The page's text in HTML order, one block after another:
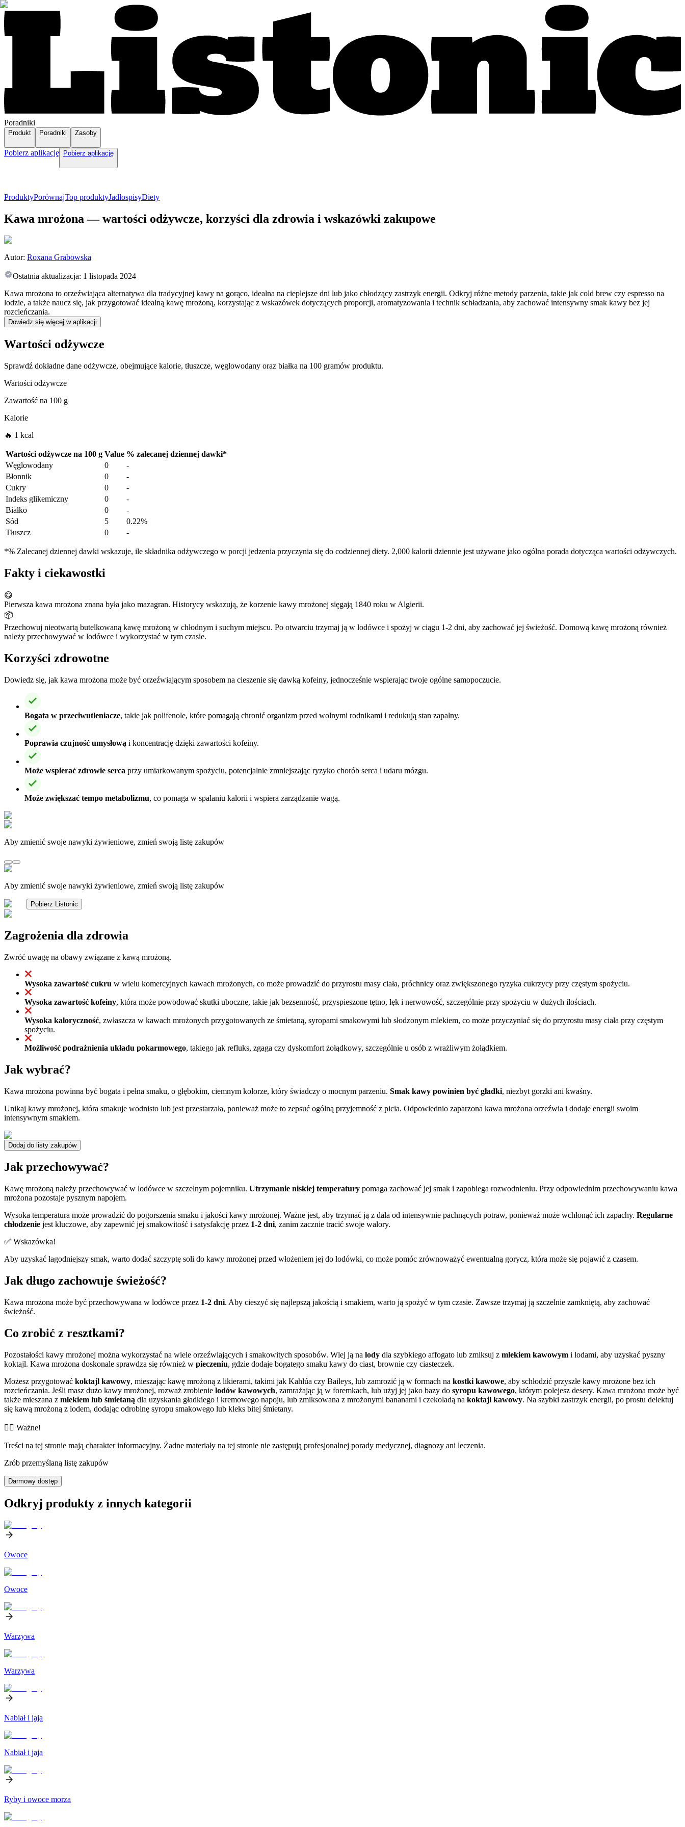
Poradniki
Produkt Poradniki Zasoby
Pobierz aplikację Pobierz aplikację
ProduktyPorównajTop produktyJadłospisyDiety
Kawa mrożona — wartości odżywcze, korzyści dla zdrowia i wskazówki zakupowe
Autor: Roxana Grabowska
Ostatnia aktualizacja: 1 listopada 2024
Kawa mrożona to orzeźwiająca alternatywa dla tradycyjnej kawy na gorąco, idealna na cieplejsze dni lub jako chłodzący zastrzyk energii. Odkryj różne metody parzenia, takie jak cold brew czy espresso na
lodzie, a także naucz się, jak przygotować idealną kawę mrożoną, korzystając z wskazówek dotyczących proporcji, aromatyzowania i technik schładzania, aby zachować intensywny smak kawy bez jej
rozcieńczania.
Dowiedz się więcej w aplikacji
Wartości odżywcze
Sprawdź dokładne dane odżywcze, obejmujące kalorie, tłuszcze, węglowodany oraz białka na 100 gramów produktu.
Wartości odżywcze
Zawartość na 100 g
Kalorie
🔥 1 kcal
Wartości odżywcze na 100 g Value % zalecanej dziennej dawki*
Węglowodany
0
-
Błonnik
0
-
Cukry
0
-
Indeks glikemiczny
0
-
Białko
0
-
Sód
5
0.22%
Tłuszcz
0 -
*% Zalecanej dziennej dawki wskazuje, ile składnika odżywczego w porcji jedzenia przyczynia się do codziennej diety. 2,000 kalorii dziennie jest używane jako ogólna porada dotycząca wartości odżywczych.
Fakty i ciekawostki
😋
Pierwsza kawa mrożona znana była jako mazagran. Historycy wskazują, że korzenie kawy mrożonej sięgają 1840 roku w Algierii.
📦
Przechowuj nieotwartą butelkowaną kawę mrożoną w chłodnym i suchym miejscu. Po otwarciu trzymaj ją w lodówce i spożyj w ciągu 1-2 dni, aby zachować jej świeżość. Domową kawę mrożoną również
należy przechowywać w lodówce i wykorzystać w tym czasie.
Korzyści zdrowotne
Dowiedz się, jak kawa mrożona może być orzeźwiającym sposobem na cieszenie się dawką kofeiny, jednocześnie wspierając twoje ogólne samopoczucie.
Bogata w przeciwutleniacze, takie jak polifenole, które pomagają chronić organizm przed wolnymi rodnikami i redukują stan zapalny.
Poprawia czujność umysłową i koncentrację dzięki zawartości kofeiny.
Może wspierać zdrowie serca przy umiarkowanym spożyciu, potencjalnie zmniejszając ryzyko chorób serca i udaru mózgu.
Może zwiększać tempo metabolizmu, co pomaga w spalaniu kalorii i wspiera zarządzanie wagą.
Aby zmienić swoje nawyki żywieniowe, zmień swoją listę zakupów
Aby zmienić swoje nawyki żywieniowe, zmień swoją listę zakupów
Pobierz Listonic
Zagrożenia dla zdrowia
Zwróć uwagę na obawy związane z kawą mrożoną.
Wysoka zawartość cukru w wielu komercyjnych kawach mrożonych, co może prowadzić do przyrostu masy ciała, próchnicy oraz zwiększonego ryzyka cukrzycy przy częstym spożyciu.
Wysoka zawartość kofeiny, która może powodować skutki uboczne, takie jak bezsenność, przyspieszone tętno, lęk i nerwowość, szczególnie przy spożyciu w dużych ilościach.
Wysoka kaloryczność, zwłaszcza w kawach mrożonych przygotowanych ze śmietaną, syropami smakowymi lub słodzonym mlekiem, co może przyczyniać się do przyrostu masy ciała przy częstym
spożyciu.
Możliwość podrażnienia układu pokarmowego, takiego jak refluks, zgaga czy dyskomfort żołądkowy, szczególnie u osób z wrażliwym żołądkiem.
Jak wybrać?
Kawa mrożona powinna być bogata i pełna smaku, o głębokim, ciemnym kolorze, który świadczy o mocnym parzeniu. Smak kawy powinien być gładki, niezbyt gorzki ani kwaśny.
Unikaj kawy mrożonej, która smakuje wodnisto lub jest przestarzała, ponieważ może to zepsuć ogólną przyjemność z picia. Odpowiednio zaparzona kawa mrożona orzeźwia i dodaje energii swoim
intensywnym smakiem.
Dodaj do listy zakupów
Jak przechowywać?
Kawę mrożoną należy przechowywać w lodówce w szczelnym pojemniku. Utrzymanie niskiej temperatury pomaga zachować jej smak i zapobiega rozwodnieniu. Przy odpowiednim przechowywaniu kawa
mrożona pozostaje pysznym napojem.
Wysoka temperatura może prowadzić do pogorszenia smaku i jakości kawy mrożonej. Ważne jest, aby trzymać ją z dala od intensywnie pachnących potraw, ponieważ może wchłonąć ich zapachy. Regularne
chłodzenie jest kluczowe, aby zapewnić jej smakowitość i satysfakcję przez 1-2 dni, zanim zacznie tracić swoje walory.
✅ Wskazówka!
Aby uzyskać łagodniejszy smak, warto dodać szczyptę soli do kawy mrożonej przed włożeniem jej do lodówki, co może pomóc zrównoważyć ewentualną gorycz, która może się pojawić z czasem.
Jak długo zachowuje świeżość?
Kawa mrożona może być przechowywana w lodówce przez 1-2 dni. Aby cieszyć się najlepszą jakością i smakiem, warto ją spożyć w tym czasie. Zawsze trzymaj ją szczelnie zamkniętą, aby zachować
świeżość.
Co zrobić z resztkami?
Pozostałości kawy mrożonej można wykorzystać na wiele orzeźwiających i smakowitych sposobów. Wlej ją na lody dla szybkiego affogato lub zmiksuj z mlekiem kawowym i lodami, aby uzyskać pyszny
koktajl. Kawa mrożona doskonale sprawdza się również w pieczeniu, gdzie dodaje bogatego smaku kawy do ciast, brownie czy ciasteczek.
Możesz przygotować koktajl kawowy, mieszając kawę mrożoną z likierami, takimi jak Kahlúa czy Baileys, lub zamrozić ją w formach na kostki kawowe, aby schłodzić przyszłe kawy mrożone bez ich
rozcieńczania. Jeśli masz dużo kawy mrożonej, rozważ zrobienie lodów kawowych, zamrażając ją w foremkach, lub użyj jej jako bazy do syropu kawowego, którym polejesz desery. Kawa mrożona może być
także mieszana z mlekiem lub śmietaną dla uzyskania gładkiego i kremowego napoju, lub zmiksowana z mrożonymi bananami i czekoladą na koktajl kawowy. Na szybki zastrzyk energii, po prostu delektuj
się kawą mrożoną z lodem, dodając odrobinę syropu smakowego lub kleks bitej śmietany.
👨‍⚕️️ Ważne!
Treści na tej stronie mają charakter informacyjny. Żadne materiały na tej stronie nie zastępują profesjonalnej porady medycznej, diagnozy ani leczenia.
Zrób przemyślaną listę zakupów
Darmowy dostęp
Odkryj produkty z innych kategorii
Owoce
Owoce
Warzywa
Warzywa
Nabiał i jaja
Nabiał i jaja
Ryby i owoce morza